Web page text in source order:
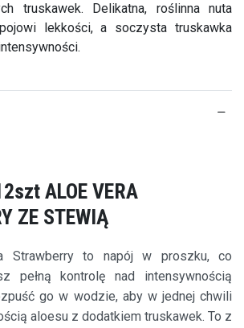
truskawek. Delikatna, roślinna nuta
lekkości, a soczysta truskawka
ALOE VERA
ZE STEWIĄ
Strawberry to napój w proszku, co
pełną kontrolę nad intensywnością
go w wodzie, aby w jednej chwili
aloesu z dodatkiem truskawek. To z